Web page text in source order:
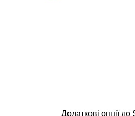
Додаткові опції